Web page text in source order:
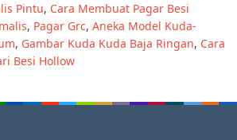
Pintu, Cara Membuat Pagar Besi
, Pagar Grc, Aneka Model Kuda-
, Gambar Kuda Kuda Baja Ringan, Cara
Besi Hollow